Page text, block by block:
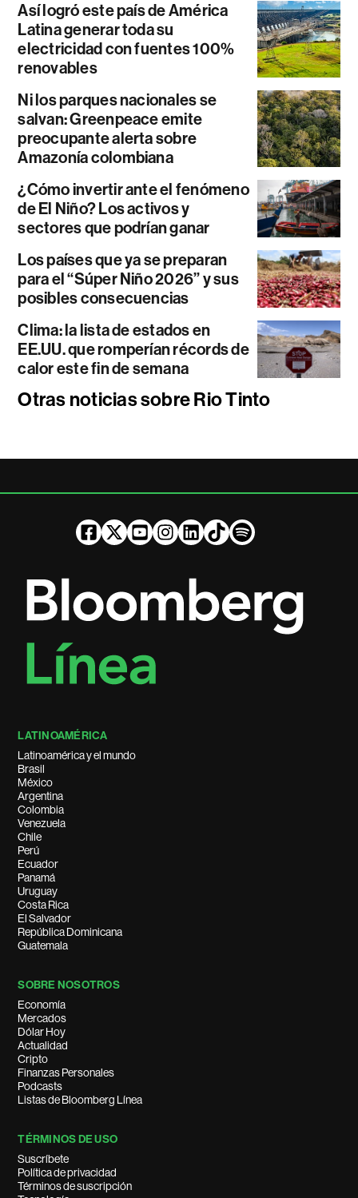
Así logró este país de América
Latina generar toda su
electricidad con fuentes 100%
renovables
Ni los parques nacionales se
salvan: Greenpeace emite
preocupante alerta sobre
Amazonía colombiana
¿Cómo invertir ante el fenómeno
de El Niño? Los activos y
sectores que podrían ganar
Los países que ya se preparan
para el “Súper Niño 2026” y sus
posibles consecuencias
Clima: la lista de estados en
EE.UU. que romperían récords de
calor este fin de semana
Otras noticias sobre Rio Tinto
LATINOAMÉRICA
Latinoamérica y el mundo
Brasil
México
Argentina
Colombia
Venezuela
Chile
Perú
Ecuador
Panamá
Uruguay
Costa Rica
El Salvador
República Dominicana
Guatemala
SOBRE NOSOTROS
Economía
Mercados
Dólar Hoy
Actualidad
Cripto
Finanzas Personales
Podcasts
Listas de Bloomberg Línea
TÉRMINOS DE USO
Suscríbete
Política de privacidad
Términos de suscripción